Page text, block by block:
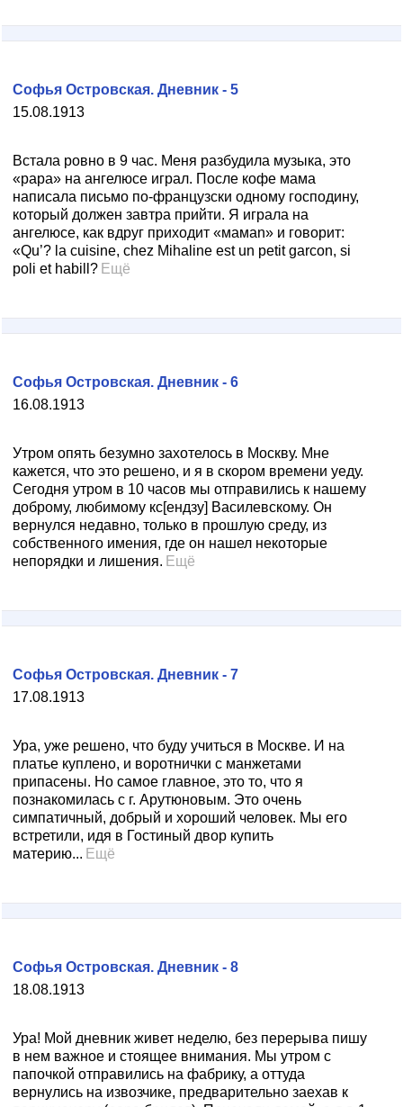
15.08.1913
Софья Островская. Дневник - 5
Встала ровно в 9 час. Меня разбудила музыка, это
«рара» на ангелюсе играл. После кофе мама
написала письмо по-французски одному господину,
который должен завтра прийти. Я играла на
ангелюсе, как вдруг приходит «мамаn» и говорит:
«Qu’? la cuisine, chez Mihaline est un petit garcon, si
poli et habill? Ещё
16.08.1913
Софья Островская. Дневник - 6
Утром опять безумно захотелось в Москву. Мне
кажется, что это решено, и я в скором времени уеду.
Сегодня утром в 10 часов мы отправились к нашему
доброму, любимому кс[ендзу] Василевскому. Он
вернулся недавно, только в прошлую среду, из
собственного имения, где он нашел некоторые
непорядки и лишения. Ещё
17.08.1913
Софья Островская. Дневник - 7
Ура, уже решено, что буду учиться в Москве. И на
платье куплено, и воротнички с манжетами
припасены. Но самое главное, это то, что я
познакомилась с г. Арутюновым. Это очень
симпатичный, добрый и хороший человек. Мы его
встретили, идя в Гостиный двор купить
материю... Ещё
18.08.1913
Софья Островская. Дневник - 8
Ура! Мой дневник живет неделю, без перерыва пишу
в нем важное и стоящее внимания. Мы утром с
папочкой отправились на фабрику, а оттуда
вернулись на извозчике, предварительно заехав к